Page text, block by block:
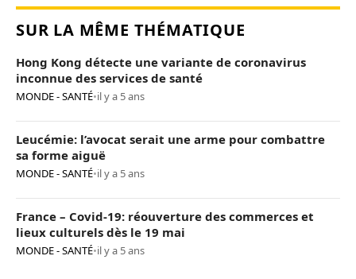
SUR LA MÊME THÉMATIQUE
Hong Kong détecte une variante de coronavirus
inconnue des services de santé
MONDE - SANTÉ•il y a 5 ans
Leucémie: l’avocat serait une arme pour combattre
sa forme aiguë
MONDE - SANTÉ•il y a 5 ans
France – Covid-19: réouverture des commerces et
lieux culturels dès le 19 mai
MONDE - SANTÉ•il y a 5 ans